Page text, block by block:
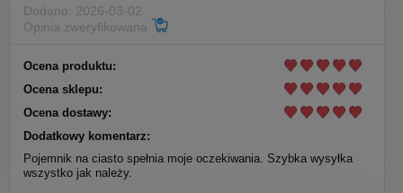
Dodano: 2026-03-02
Opinia zweryfikowana
Ocena produktu:
Ocena sklepu:
Ocena dostawy:
Dodatkowy komentarz:
Pojemnik na ciasto spełnia moje oczekiwania. Szybka wysyłka
wszystko jak należy.